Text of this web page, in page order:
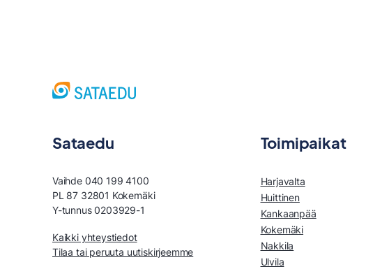
Sataedu
Vaihde 040 199 4100
PL 87 32801 Kokemäki
Y-tunnus 0203929-1
Kaikki yhteystiedot
Tilaa tai peruuta uutiskirjeemme
Toimipaikat
Harjavalta
Huittinen
Kankaanpää
Kokemäki
Nakkila
Ulvila